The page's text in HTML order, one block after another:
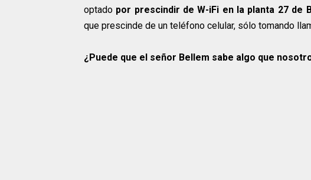
optado por prescindir de W-iFi en la planta 27 de
que prescinde de un teléfono celular, sólo tomando
¿Puede que el señor Bellem sabe algo que